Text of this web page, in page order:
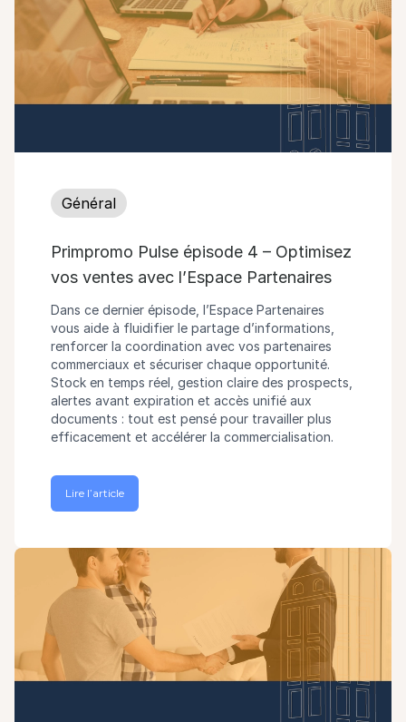
Général
Primpromo Pulse épisode 4 – Optimisez
vos ventes avec l’Espace Partenaires
Dans ce dernier épisode, l’Espace Partenaires
vous aide à fluidifier le partage d’informations,
renforcer la coordination avec vos partenaires
commerciaux et sécuriser chaque opportunité.
Stock en temps réel, gestion claire des prospects,
alertes avant expiration et accès unifié aux
documents : tout est pensé pour travailler plus
efficacement et accélérer la commercialisation.
Lire l’article